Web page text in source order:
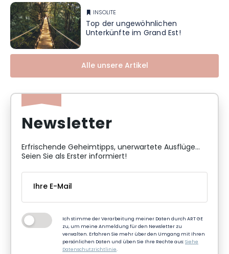
INSOLITE
Top der ungewöhnlichen
Unterkünfte im Grand Est!
Alle unsere Artikel
Newsletter
Erfrischende Geheimtipps, unerwartete Ausflüge...
Seien Sie als Erster informiert!
Ich stimme der Verarbeitung meiner Daten durch ART GE
zu, um meine Anmeldung für den Newsletter zu
verwalten. Erfahren Sie mehr über den Umgang mit Ihren
persönlichen Daten und üben Sie Ihre Rechte aus:Siehe
Datenschutzrichtlinie.